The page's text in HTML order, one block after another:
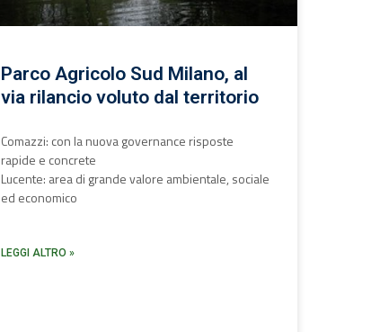
Parco Agricolo Sud Milano, al
via rilancio voluto dal territorio
Comazzi: con la nuova governance risposte
rapide e concrete
Lucente: area di grande valore ambientale, sociale
ed economico
LEGGI ALTRO »